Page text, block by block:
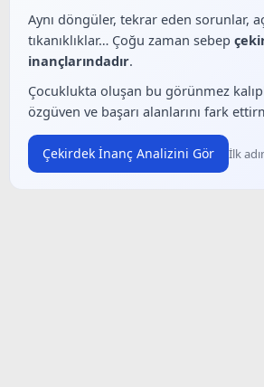
Aynı döngüler, tekrar eden sorunlar,
tıkanıklıklar… Çoğu zaman sebep
inançlarındadır.
Çocuklukta oluşan bu görünmez
özgüven ve başarı alanlarını fark
Çekirdek İnanç Analizini Gör İlk